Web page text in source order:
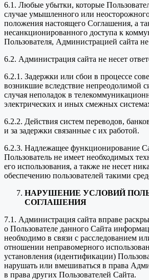
6.1. Любые убытки, которые
случае умышленного или
положения настоящего Соглашения, а
несанкционированного доступа к
Пользователя, Администрацией сайта
6.2. Администрация сайта не несет
6.2.1. Задержки или сбои в процессе
возникшие вследствие непреодолимой
случая неполадок в
электрических и иных смежных
6.2.2. Действия систем переводов,
и за задержки связанные с их работой.
6.2.3. Надлежащее функционирование
Пользователь не имеет необходимых
его использования, а также не несет
обеспечению пользователей такими
НАРУШЕНИЕ УСЛОВИЙ
СОГЛАШЕНИЯ
7.1. Администрация сайта вправе
о Пользователе данного Сайта
необходимо в связи с расследованием
отношении неправомерного
установления (идентификации)
нарушать или вмешиваться в права
в права других Пользователей Сайта.